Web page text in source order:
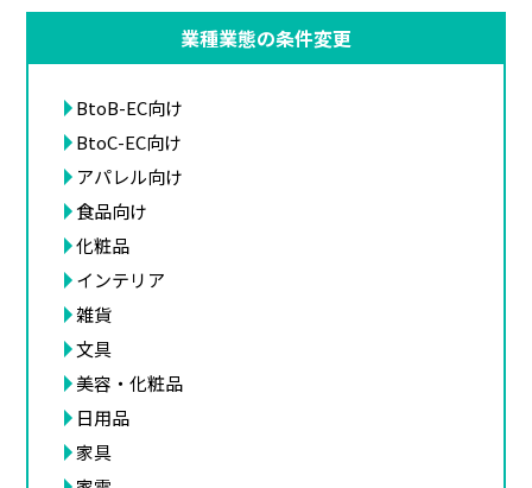
業種業態の条件変更
BtoB-EC向け
BtoC-EC向け
アパレル向け
食品向け
化粧品
インテリア
雑貨
文具
美容・化粧品
日用品
家具